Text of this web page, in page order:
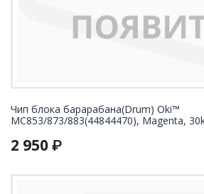
Чип блока барарабана(Drum) Oki™
MC853/873/883(44844470), Magenta,
2 950 ₽